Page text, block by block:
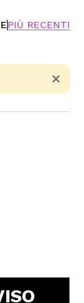
PIÙ RECENTI